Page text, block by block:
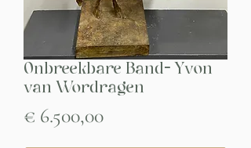
Onbreekbare Band- Yvon
van Wordragen
€ 6.500,00Prijs